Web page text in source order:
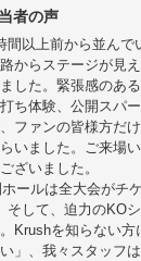
者の声
間以上前から並んで
からステージが見
した。緊張感のあ
ち体験、公開スパ
ファンの皆様方だ
いました。ご来場
ざいました。
ールは全大会がチ
そして、迫力のKO
Krushを知らない方
」、我々スタッフ